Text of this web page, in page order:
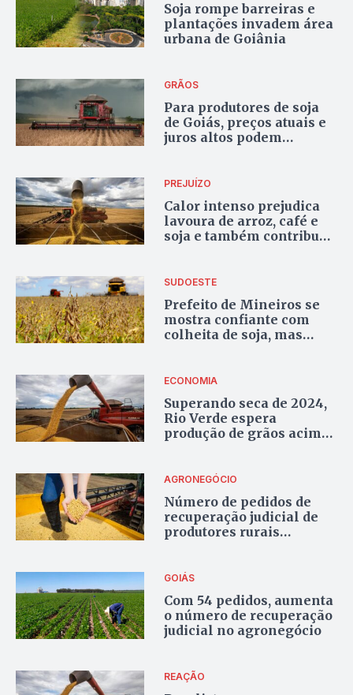
Soja rompe barreiras e
plantações invadem área
urbana de Goiânia
GRÃOS
Para produtores de soja
de Goiás, preços atuais e
juros altos podem
safra recorde
PREJUÍZO
Calor intenso prejudica
lavoura de arroz, café e
soja e também contribue
SUDOESTE
Prefeito de Mineiros se
mostra confiante com
colheita de soja, mas
ECONOMIA
Superando seca de 2024,
Rio Verde espera
produção de grãos acima
AGRONEGÓCIO
Número de pedidos de
recuperação judicial de
produtores rurais
GOIÁS
Com 54 pedidos, aumenta
o número de recuperação
judicial no agronegócio
REAÇÃO